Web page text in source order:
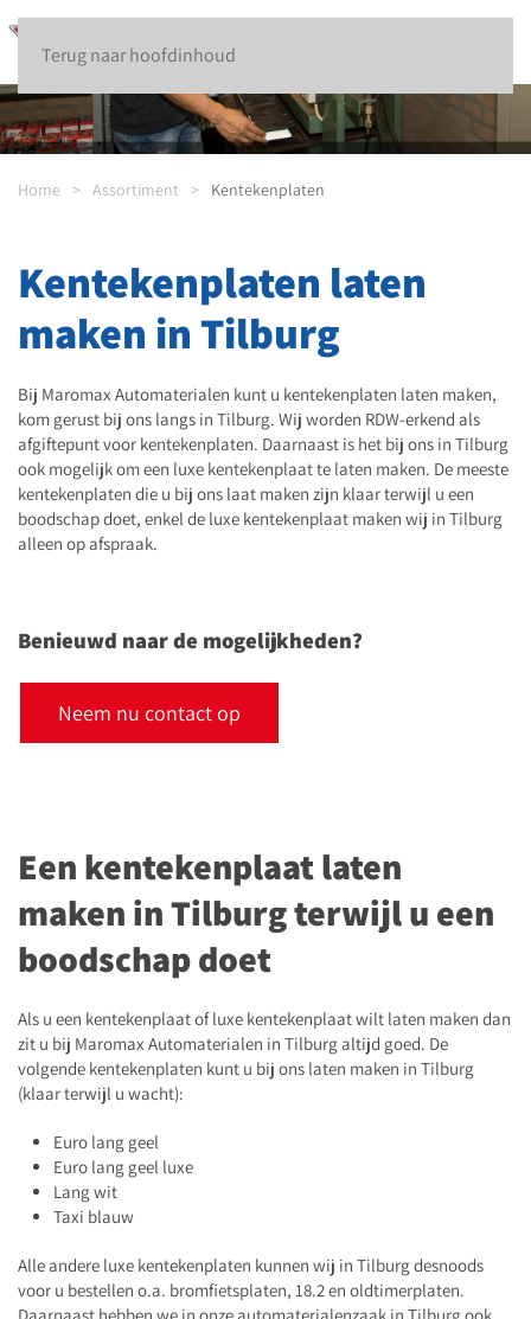
Terug naar hoofdinhoud
Home Assortiment Kentekenplaten
Kentekenplaten laten
maken in Tilburg
Bij Maromax Automaterialen kunt u kentekenplaten laten maken,
kom gerust bij ons langs in Tilburg. Wij worden RDW-erkend als
afgiftepunt voor kentekenplaten. Daarnaast is het bij ons in Tilburg
ook mogelijk om een luxe kentekenplaat te laten maken. De meeste
kentekenplaten die u bij ons laat maken zijn klaar terwijl u een
boodschap doet, enkel de luxe kentekenplaat maken wij in Tilburg
alleen op afspraak.
Benieuwd naar de mogelijkheden?
Neem nu contact op
Een kentekenplaat laten
maken in Tilburg terwijl u een
boodschap doet
Als u een kentekenplaat of luxe kentekenplaat wilt laten maken dan
zit u bij Maromax Automaterialen in Tilburg altijd goed. De
volgende kentekenplaten kunt u bij ons laten maken in Tilburg
(klaar terwijl u wacht):
Euro lang geel
Euro lang geel luxe
Lang wit
Taxi blauw
Alle andere luxe kentekenplaten kunnen wij in Tilburg desnoods
voor u bestellen o.a. bromfietsplaten, 18.2 en oldtimerplaten.
Daarnaast hebben we in onze automaterialenzaak in Tilburg ook